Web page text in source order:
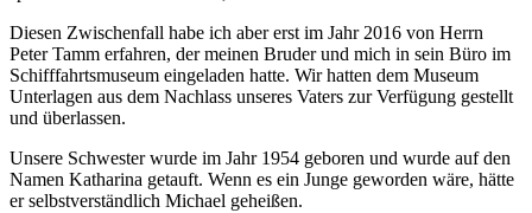
Diesen Zwischenfall habe ich aber erst im Jahr 2016 von Herrn
Peter Tamm erfahren, der meinen Bruder und mich in sein Büro im
Schifffahrtsmuseum eingeladen hatte. Wir hatten dem Museum
Unterlagen aus dem Nachlass unseres Vaters zur Verfügung gestellt
und überlassen.
Unsere Schwester wurde im Jahr 1954 geboren und wurde auf den
Namen Katharina getauft. Wenn es ein Junge geworden wäre, hätte
er selbstverständlich Michael geheißen.